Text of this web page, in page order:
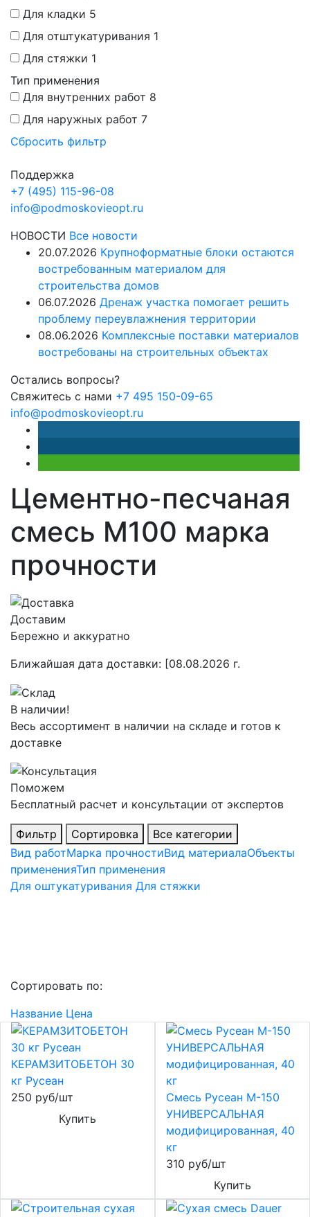
Для кладки 5
Для отштукатуривания 1
Для стяжки 1
Тип применения
Для внутренних работ 8
Для наружных работ 7
Сбросить фильтр
Поддержка
+7 (495) 115-96-08
info@podmoskovieopt.ru
НОВОСТИ Все новости
20.07.2026 Крупноформатные блоки остаются
востребованным материалом для
строительства домов
06.07.2026 Дренаж участка помогает решить
проблему переувлажнения территории
08.06.2026 Комплексные поставки материалов
востребованы на строительных объектах
Остались вопросы?
Свяжитесь с нами +7 495 150-09-65
info@podmoskovieopt.ru
Цементно-песчаная
смесь М100 марка
прочности
Доставим
Бережно и аккуратно
Ближайшая дата доставки: [08.08.2026 г.
В наличии!
Весь ассортимент в наличии на складе и готов к
доставке
Поможем
Бесплатный расчет и консультации от экспертов
Фильтр Сортировка
Все категории
Вид работМарка прочностиВид материалаОбъекты
примененияТип применения
Для оштукатуривания Для стяжки
Сортировать по:
Название Цена
КЕРАМЗИТОБЕТОН 30
кг Русеан
250 руб/шт
Купить
Смесь Русеан М-150
УНИВЕРСАЛЬНАЯ
модифицированная, 40
кг
310 руб/шт
Купить